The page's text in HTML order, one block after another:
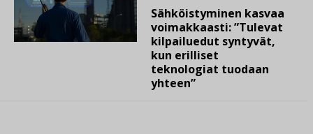
Sähköistyminen kasvaa
voimakkaasti: ”Tulevat
kilpailuedut syntyvät,
kun erilliset
teknologiat tuodaan
yhteen”